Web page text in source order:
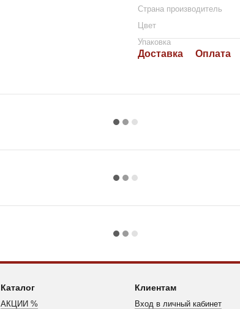
Страна производитель
Цвет
Упаковка
Доставка Оплата
Каталог
АКЦИИ %
Клиентам
Вход в личный кабинет